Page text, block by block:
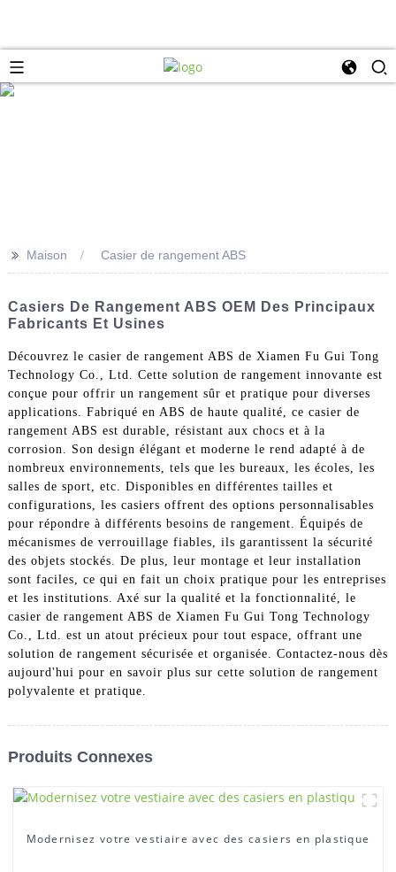
>> Maison Casier de rangement ABS
Casiers De Rangement ABS OEM Des Principaux
Fabricants Et Usines
Découvrez le casier de rangement ABS de Xiamen Fu Gui Tong
Technology Co., Ltd. Cette solution de rangement innovante est
conçue pour offrir un rangement sûr et pratique pour diverses
applications. Fabriqué en ABS de haute qualité, ce casier de
rangement ABS est durable, résistant aux chocs et à la
corrosion. Son design élégant et moderne le rend adapté à de
nombreux environnements, tels que les bureaux, les écoles, les
salles de sport, etc. Disponibles en différentes tailles et
configurations, les casiers offrent des options personnalisables
pour répondre à différents besoins de rangement. Équipés de
mécanismes de verrouillage fiables, ils garantissent la sécurité
des objets stockés. De plus, leur montage et leur installation
sont faciles, ce qui en fait un choix pratique pour les entreprises
et les institutions. Axé sur la qualité et la fonctionnalité, le
casier de rangement ABS de Xiamen Fu Gui Tong Technology
Co., Ltd. est un atout précieux pour tout espace, offrant une
solution de rangement sécurisée et organisée. Contactez-nous dès
aujourd'hui pour en savoir plus sur cette solution de rangement
polyvalente et pratique.
Produits Connexes
Modernisez votre vestiaire avec des casiers en plastique